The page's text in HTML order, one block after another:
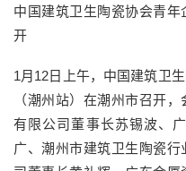
中国建筑卫生陶瓷协会青
开
1月12日上午，中国建筑卫
（潮州站）在潮州市召开
有限公司董事长苏锡波、
广、潮州市建筑卫生陶瓷